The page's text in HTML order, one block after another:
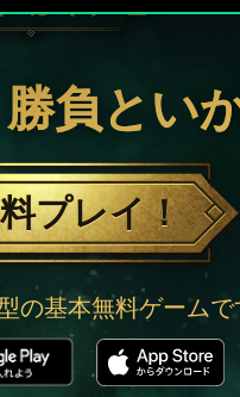
負とい
プレイ！
の基本無料ゲームで